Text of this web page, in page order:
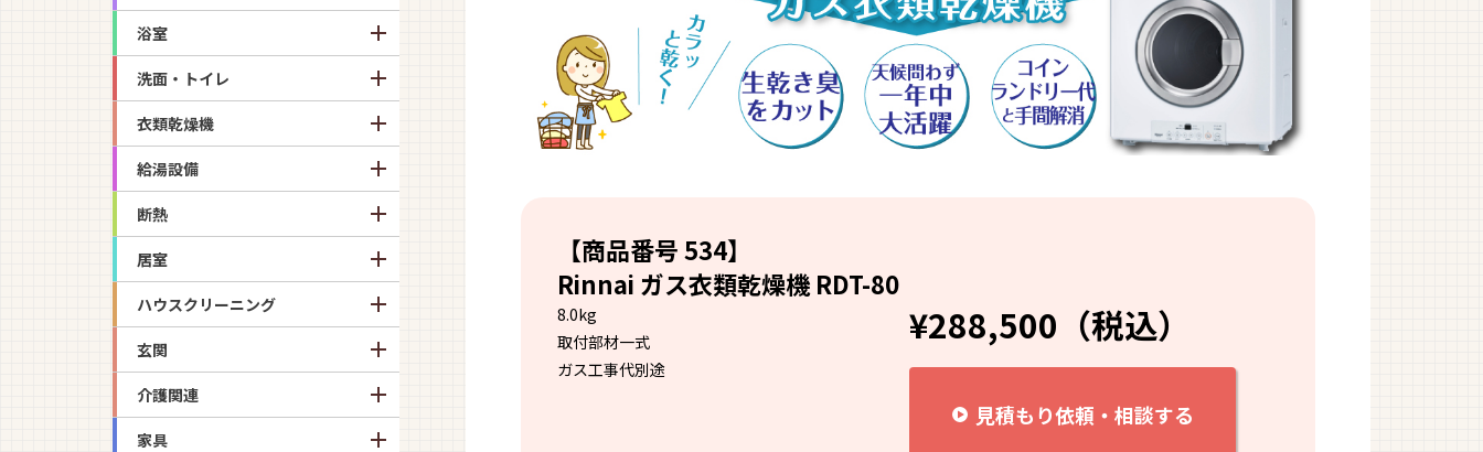
浴室
洗面・トイレ
衣類乾燥機
給湯設備
断熱
居室
ハウスクリーニング
玄関
介護関連
家具
【商品番号 534】
Rinnai ガス衣類乾燥機 RDT-80
8.0kg
取付部材一式
ガス工事代別途
¥288,500（税込）
見積もり依頼・相談する